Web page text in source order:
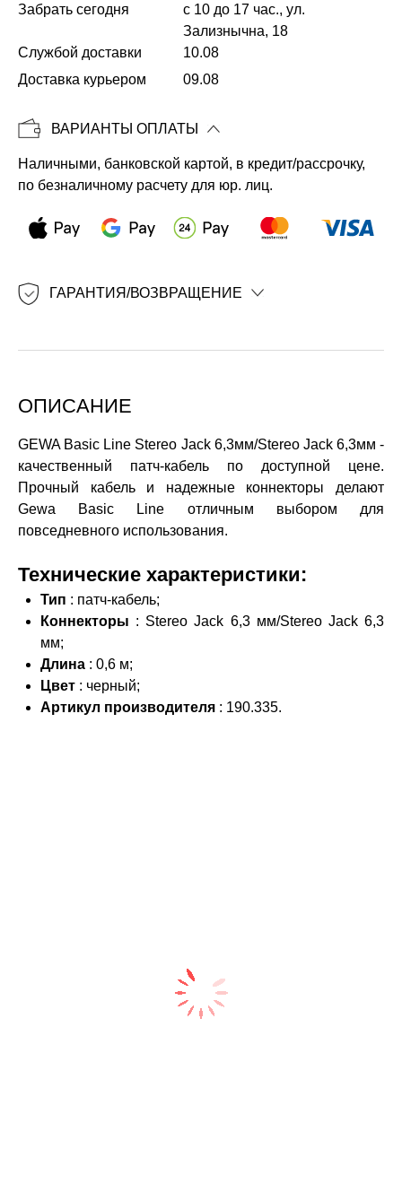
Копировать
Забрать сегодня
с 10 до 17 час., ул.
Зализнычна, 18
Службой доставки
10.08
Доставка курьером
09.08
ВАРИАНТЫ ОПЛАТЫ
Наличными, банковской картой, в кредит/рассрочку,
по безналичному расчету для юр. лиц.
ГАРАНТИЯ/ВОЗВРАЩЕНИЕ
ОПИСАНИЕ
GEWA Basic Line Stereo Jack 6,3мм/Stereo Jack 6,3мм -
качественный патч-кабель по доступной цене.
Прочный кабель и надежные коннекторы делают
Gewa Basic Line отличным выбором для
повседневного использования.
Технические характеристики:
Тип : патч-кабель;
Коннекторы : Stereo Jack 6,3 мм/Stereo Jack 6,3
мм;
Длина : 0,6 м;
Цвет : черный;
Артикул производителя : 190.335.